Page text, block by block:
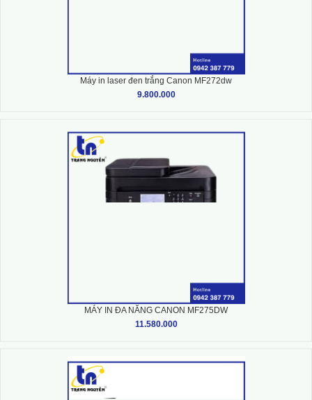
Máy in laser đen trắng Canon MF272dw
9.800.000
MÁY IN ĐA NĂNG CANON MF275DW
11.580.000